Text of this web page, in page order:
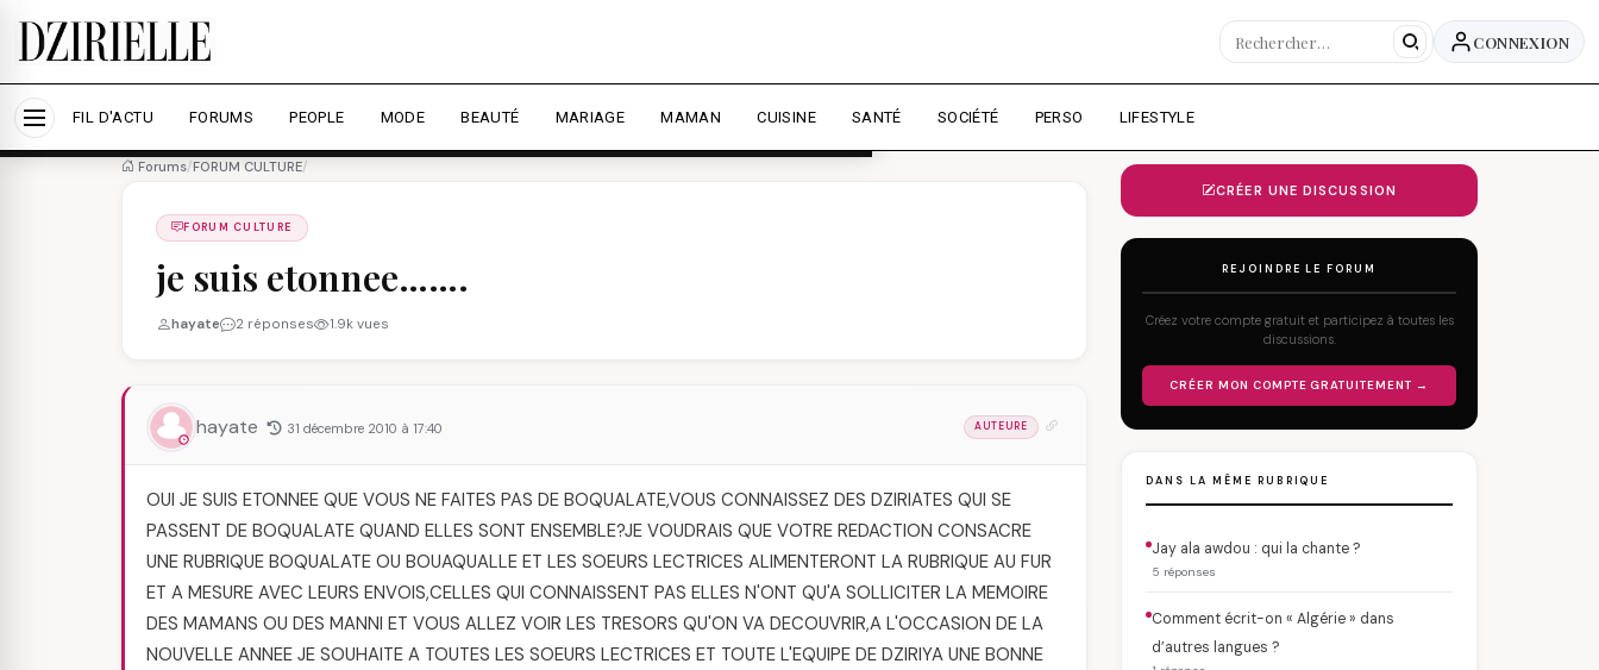
Nous utilisons des cookies pour améliorer votre expérience et mesurer l'audience.
Accepter tout Personnaliser
CONNEXION
FIL D'ACTU FORUMS PEOPLE MODE BEAUTÉ MARIAGE MAMAN CUISINE SANTÉ SOCIÉTÉ PERSO LIFESTYLE
Forums/FORUM CULTURE/
FORUM CULTURE
je suis etonnee…….
hayate 2 réponses 1.9k vues
hayate 31 décembre 2010 à 17:40 AUTEURE
OUI JE SUIS ETONNEE QUE VOUS NE FAITES PAS DE BOQUALATE,VOUS CONNAISSEZ DES DZIRIATES QUI SE
PASSENT DE BOQUALATE QUAND ELLES SONT ENSEMBLE?JE VOUDRAIS QUE VOTRE REDACTION CONSACRE
UNE RUBRIQUE BOQUALATE OU BOUAQUALLE ET LES SOEURS LECTRICES ALIMENTERONT LA RUBRIQUE AU FUR
ET A MESURE AVEC LEURS ENVOIS,CELLES QUI CONNAISSENT PAS ELLES N'ONT QU'A SOLLICITER LA MEMOIRE
DES MAMANS OU DES MANNI ET VOUS ALLEZ VOIR LES TRESORS QU'ON VA DECOUVRIR,A L'OCCASION DE LA
NOUVELLE ANNEE JE SOUHAITE A TOUTES LES SOEURS LECTRICES ET TOUTE L'EQUIPE DE DZIRIYA UNE BONNE
CRÉER UNE DISCUSSION
REJOINDRE LE FORUM
Créez votre compte gratuit et participez à toutes les
discussions.
CRÉER MON COMPTE GRATUITEMENT →
DANS LA MÊME RUBRIQUE
Jay ala awdou : qui la chante ?
5 réponses
Comment écrit-on « Algérie » dans
d’autres langues ?